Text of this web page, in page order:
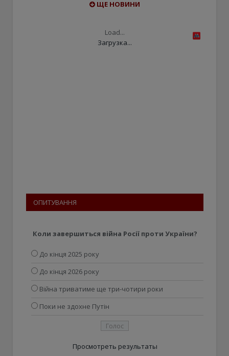
ЩЕ НОВИНИ
Load...
Загрузка...
ОПИТУВАННЯ
Коли завершиться війна Росії проти України?
До кінця 2025 року
До кінця 2026 року
Війна триватиме ще три-чотири роки
Поки не здохне Путін
Просмотреть результаты